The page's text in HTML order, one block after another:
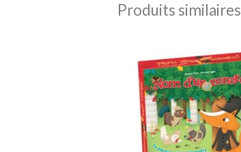
Produits similaires